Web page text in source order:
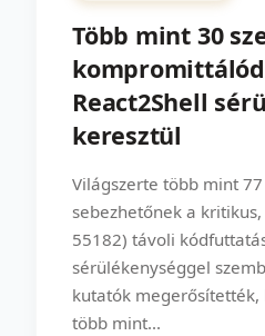
Több mint 30
React2Shell
keresztül
Világszerte több mint
sebezhetőnek a kritikus,
55182) távoli
sérülékenységgel
kutatók
több mint...